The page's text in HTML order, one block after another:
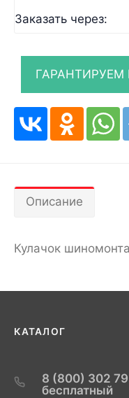
Заказать через:
Описание
Кулачок
КАТАЛОГ
8 (800) 302
бесплатный